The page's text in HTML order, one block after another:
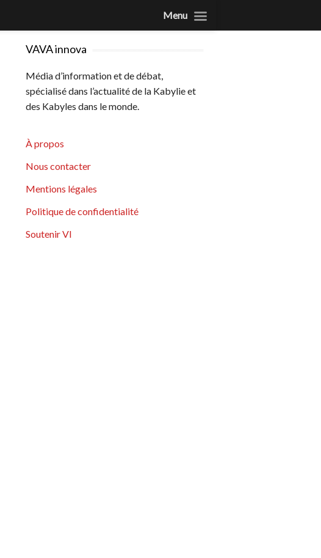
VAVA innova
Média d’information et de débat,
spécialisé dans l’actualité de la Kabylie et
des Kabyles dans le monde.
À propos
Nous contacter
Mentions légales
Politique de confidentialité
Soutenir VI
Menu